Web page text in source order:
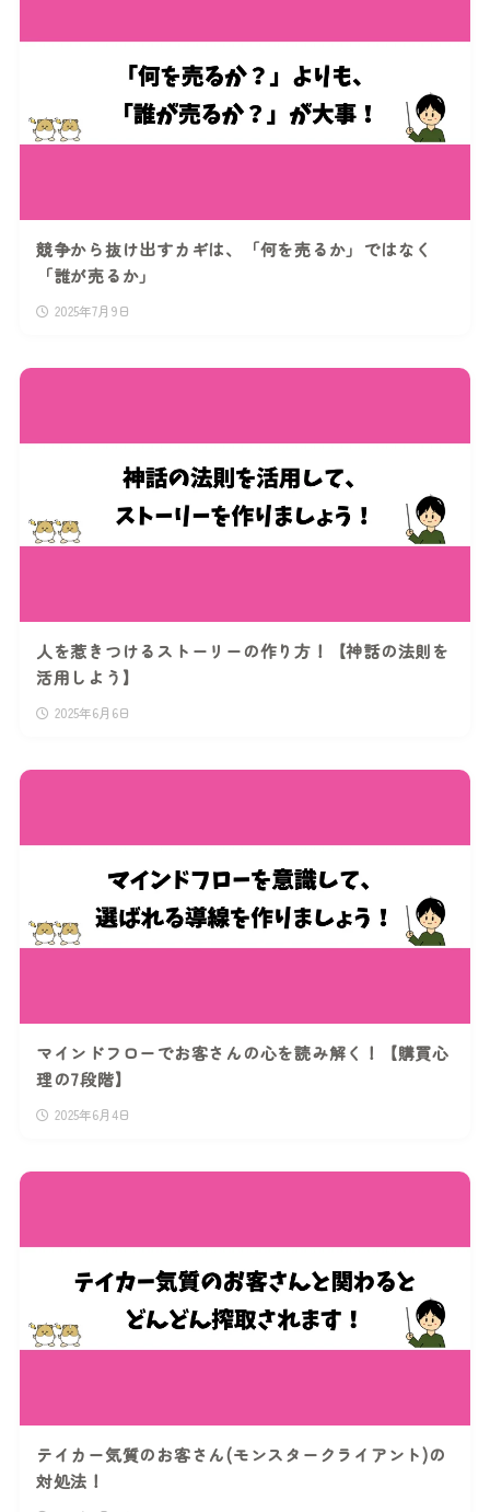
競争から抜け出すカギは、「何を売るか」ではなく
「誰が売るか」
2025年7月9日
人を惹きつけるストーリーの作り方！【神話の法則を
活用しよう】
2025年6月6日
マインドフローでお客さんの心を読み解く！【購買心
理の7段階】
2025年6月4日
テイカー気質のお客さん(モンスタークライアント)の
対処法！